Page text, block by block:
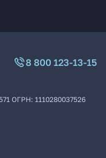
8 800 123-13-15
ОГРН: 1110280037526